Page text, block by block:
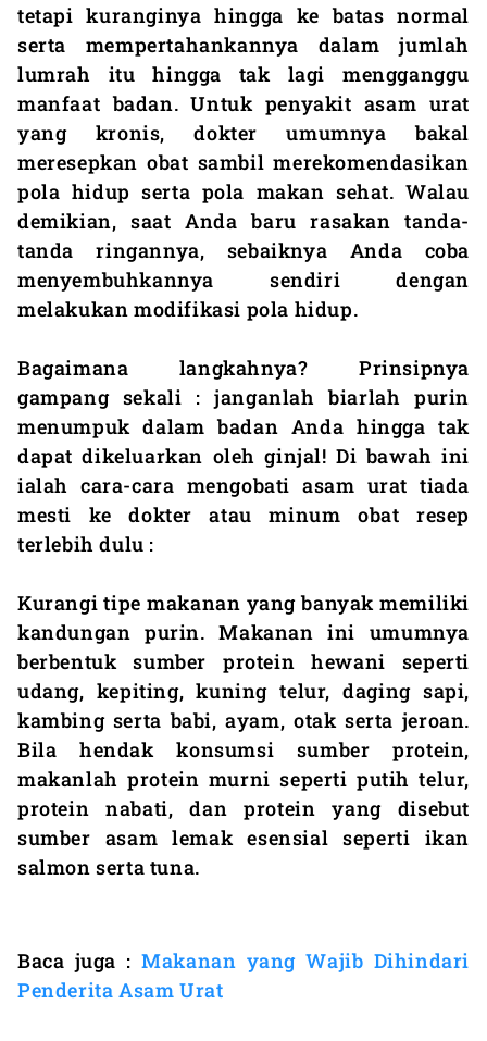
tetapi kuranginya hingga ke batas normal
serta mempertahankannya dalam jumlah
lumrah itu hingga tak lagi mengganggu
manfaat badan. Untuk penyakit asam urat
yang kronis, dokter umumnya bakal
meresepkan obat sambil merekomendasikan
pola hidup serta pola makan sehat. Walau
demikian, saat Anda baru rasakan tanda-
tanda ringannya, sebaiknya Anda coba
menyembuhkannya sendiri dengan
melakukan modifikasi pola hidup.
Bagaimana langkahnya? Prinsipnya
gampang sekali : janganlah biarlah purin
menumpuk dalam badan Anda hingga tak
dapat dikeluarkan oleh ginjal! Di bawah ini
ialah cara-cara mengobati asam urat tiada
mesti ke dokter atau minum obat resep
terlebih dulu :
Kurangi tipe makanan yang banyak memiliki
kandungan purin. Makanan ini umumnya
berbentuk sumber protein hewani seperti
udang, kepiting, kuning telur, daging sapi,
kambing serta babi, ayam, otak serta jeroan.
Bila hendak konsumsi sumber protein,
makanlah protein murni seperti putih telur,
protein nabati, dan protein yang disebut
sumber asam lemak esensial seperti ikan
salmon serta tuna.
Baca juga :Makanan yang Wajib Dihindari
Penderita Asam Urat